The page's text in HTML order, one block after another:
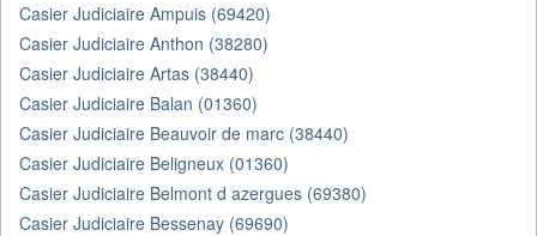
Casier Judiciaire Ampuis (69420)
Casier Judiciaire Anthon (38280)
Casier Judiciaire Artas (38440)
Casier Judiciaire Balan (01360)
Casier Judiciaire Beauvoir de marc (38440)
Casier Judiciaire Beligneux (01360)
Casier Judiciaire Belmont d azergues (69380)
Casier Judiciaire Bessenay (69690)